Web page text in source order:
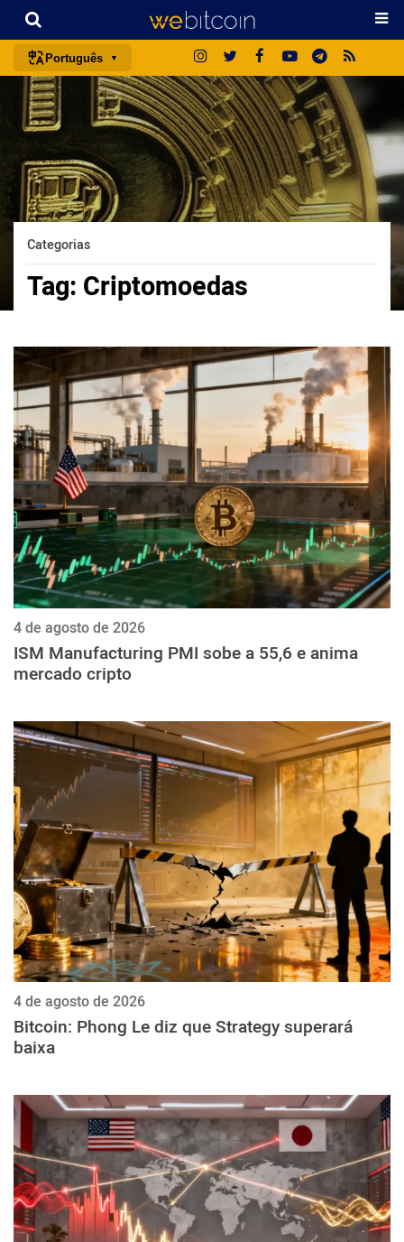
Português
português (BR)
english
español
français
italiano
日本語
中文
한국어
العربية
ไทย
ქართული
polski
vietnamese
Categorias
Tag: Criptomoedas
4 de agosto de 2026
ISM Manufacturing PMI sobe a 55,6 e anima
mercado cripto
4 de agosto de 2026
Bitcoin: Phong Le diz que Strategy superará
baixa